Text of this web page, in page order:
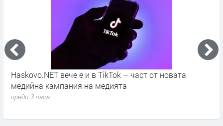
Haskovo.NET вече е и в TikTok – част от новата
медийна кампания на медията
преди 3 часа